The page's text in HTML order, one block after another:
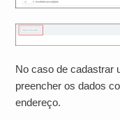
No caso de cadastrar
preencher os dados
endereço.